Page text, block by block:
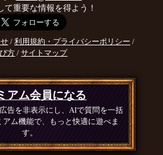
て重要な情報を得よう！
/ 利用規約・プライバシーポリシー /
方 /サイトマップ
アム会員になる
告を非表示にし、AIで質問を一括
ム機能で、もっと快適に遊べま
す。